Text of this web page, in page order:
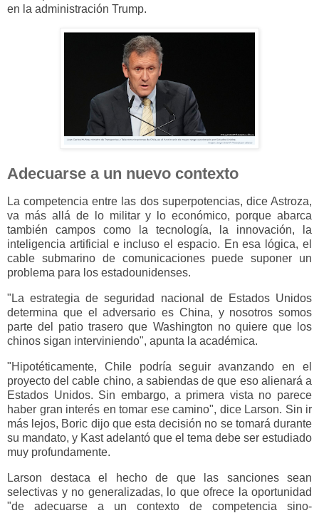
en la administración Trump.
Adecuarse a un nuevo contexto
La competencia entre las dos superpotencias, dice Astroza,
va más allá de lo militar y lo económico, porque abarca
también campos como la tecnología, la innovación, la
inteligencia artificial e incluso el espacio. En esa lógica, el
cable submarino de comunicaciones puede suponer un
problema para los estadounidenses.
"La estrategia de seguridad nacional de Estados Unidos
determina que el adversario es China, y nosotros somos
parte del patio trasero que Washington no quiere que los
chinos sigan interviniendo", apunta la académica.
"Hipotéticamente, Chile podría seguir avanzando en el
proyecto del cable chino, a sabiendas de que eso alienará a
Estados Unidos. Sin embargo, a primera vista no parece
haber gran interés en tomar ese camino", dice Larson. Sin ir
más lejos, Boric dijo que esta decisión no se tomará durante
su mandato, y Kast adelantó que el tema debe ser estudiado
muy profundamente.
Larson destaca el hecho de que las sanciones sean
selectivas y no generalizadas, lo que ofrece la oportunidad
"de adecuarse a un contexto de competencia sino-